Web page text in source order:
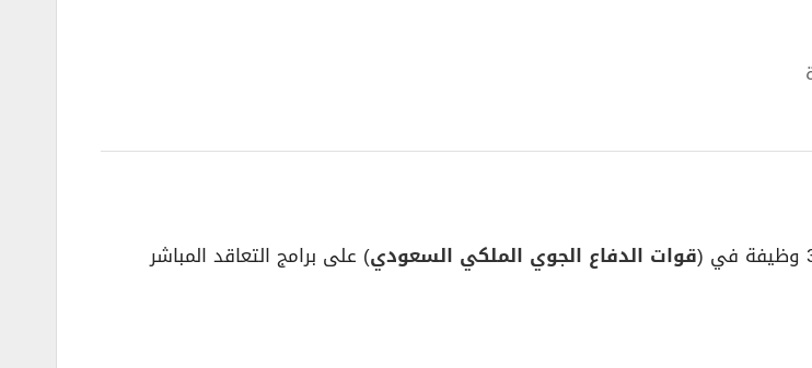
قوات الدفاع الجوي الملكي السعودي) على برامج التعاقد المباشر